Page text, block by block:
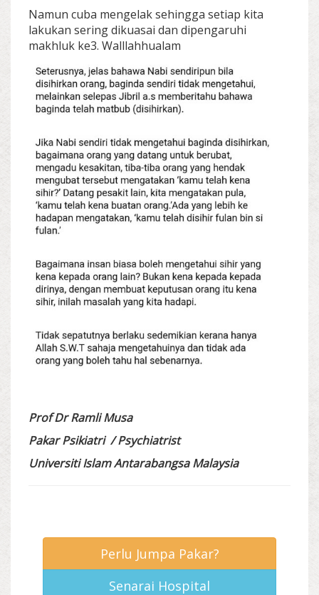
Namun cuba mengelak sehingga setiap kita
lakukan sering dikuasai dan dipengaruhi
makhluk ke3. Walllahhualam
Prof Dr Ramli Musa
Pakar Psikiatri / Psychiatrist
Universiti Islam Antarabangsa Malaysia
Perlu Jumpa Pakar?
Senarai Hospital